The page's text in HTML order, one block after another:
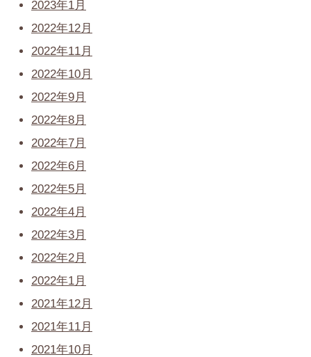
2023年1月
2022年12月
2022年11月
2022年10月
2022年9月
2022年8月
2022年7月
2022年6月
2022年5月
2022年4月
2022年3月
2022年2月
2022年1月
2021年12月
2021年11月
2021年10月